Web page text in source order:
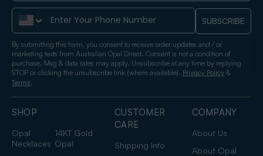
SHOP
Opal
Necklaces
14KT Gold
Opal
CUSTOMER
CARE
Shipping Info
COMPANY
About Us
About Opal
Phone Number SUBSCRIBE
By submitting this form, you consent to receive order updates and / or
marketing texts from Australian Opal Direct. Consent is not a condition of
purchase. Msg & data rates may apply. Unsubscribe at any time by replying
STOP or clicking the unsubscribe link (where available). Privacy Policy &
Terms.